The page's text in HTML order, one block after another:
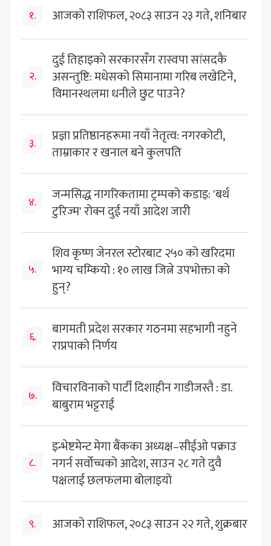
१. आजको राशिफल, २०८३ साउन २३ गते, शनिबार
२.
दुई तिहाइको सरकारसँग रास्वपा सांसदकै
असन्तुष्टि: मधेसको सिमानामा गरिब लखेटिने,
विमानस्थलमा धनीले छुट पाउने?
३.
प्रज्ञा प्रतिष्ठानहरूमा नयाँ नेतृत्व: नगरकोटी,
ताम्राकार र खनाल बने कुलपति
४.
जन्मसिद्ध नागरिकतामा ट्रम्पको कडाइ: 'बर्थ
टुरिज्म' रोक्न दुई नयाँ आदेश जारी
५.
शिव कृष्ण जेनरल स्टोरबाट २५० को खरिदमा
भाग्य चम्कियो : १० लाख जित्ने उपभोक्ता को
हुन्?
६.
बागमती प्रदेश सरकार गठनमा सहभागी नहुने
राप्रपाको निर्णय
७.
विचारविनाको पार्टी दिशाहीन गाडीजस्तै : डा.
बाबुराम भट्टराई
८.
इन्भेष्टमेन्ट मेगा बैंकका अध्यक्ष–सीईओ पक्राउ
नगर्न सर्वोच्चको आदेश, साउन २८ गते दुवै
पक्षलाई छलफलमा बोलाइयो
९. आजको राशिफल, २०८३ साउन २२ गते, शुक्रबार